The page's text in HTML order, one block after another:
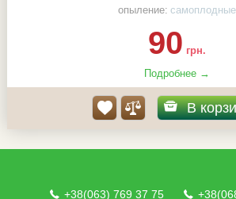
опыление: самоплодные
90 грн.
Подробнее →
В
+38(063) 769 37 75